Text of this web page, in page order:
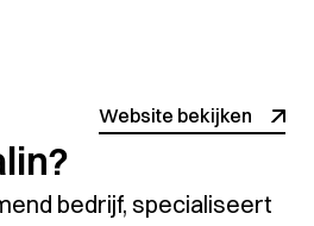
Website bekijken
bedrijf, specialiseert